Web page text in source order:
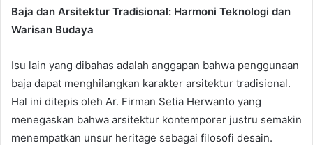
Baja dan Arsitektur Tradisional: Harmoni Teknologi dan
Warisan Budaya
Isu lain yang dibahas adalah anggapan bahwa penggunaan
baja dapat menghilangkan karakter arsitektur tradisional.
Hal ini ditepis oleh Ar. Firman Setia Herwanto yang
menegaskan bahwa arsitektur kontemporer justru semakin
menempatkan unsur heritage sebagai filosofi desain.